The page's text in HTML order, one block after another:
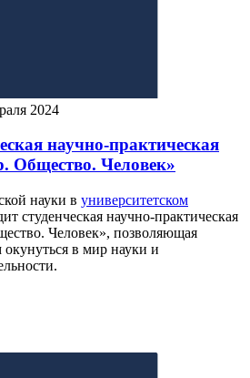
2024
научно-практическая
Общество. Человек»
науки в университетском
студенческая научно-практическая
Человек», позволяющая
в мир науки и